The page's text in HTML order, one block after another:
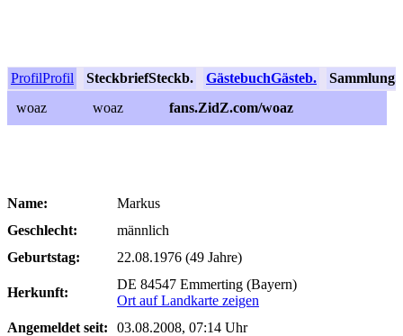
ProfilProfil SteckbriefSteckb. GästebuchGästeb. Sammlung
woaz
woaz fans.ZidZ.com/woaz
Name:
Markus
Geschlecht:
männlich
Geburtstag:
22.08.1976 (49 Jahre)
Herkunft:
DE 84547 Emmerting (Bayern)
Ort auf Landkarte zeigen
Angemeldet seit:
03.08.2008, 07:14 Uhr